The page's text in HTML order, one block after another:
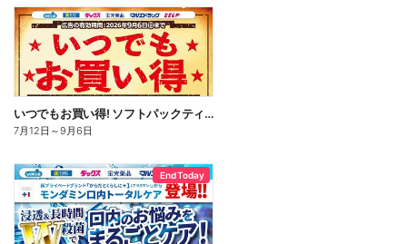
いつでもお買い得! ソフトパックティッシュ
7月12日 ～9月6日
End Today